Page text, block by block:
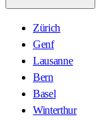
Zürich
Genf
Lausanne
Bern
Basel
Winterthur